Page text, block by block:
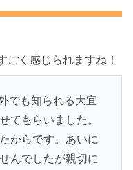
ごく感じられますね！
でも知られる大宜
てもらいました。
からです。あいに
んでしたが親切に